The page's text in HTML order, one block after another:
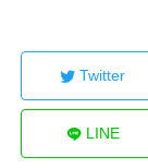
Twitter
LINE